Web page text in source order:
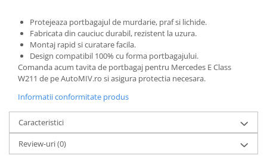
Protejeaza portbagajul de murdarie, praf si lichide.
Fabricata din cauciuc durabil, rezistent la uzura.
Montaj rapid si curatare facila.
Design compatibil 100% cu forma portbagajului.
Comanda acum tavita de portbagaj pentru Mercedes E Class
W211 de pe AutoMIV.ro si asigura protectia necesara.
Informatii conformitate produs
Caracteristici
Review-uri(0)